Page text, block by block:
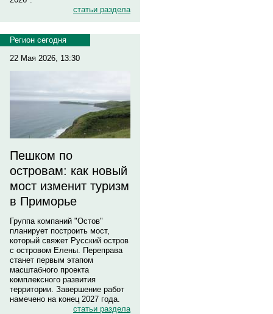
статьи раздела
Регион сегодня
22 Мая 2026, 13:30
Пешком по
островам: как новый
мост изменит туризм
в Приморье
Группа компаний "Остов"
планирует построить мост,
который свяжет Русский остров
с островом Елены. Переправа
станет первым этапом
масштабного проекта
комплексного развития
территории. Завершение работ
намечено на конец 2027 года.
статьи раздела